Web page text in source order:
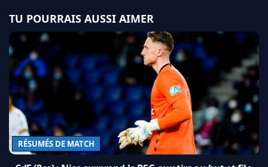
TU POURRAIS AUSSI AIMER
RÉSUMÉS DE MATCH